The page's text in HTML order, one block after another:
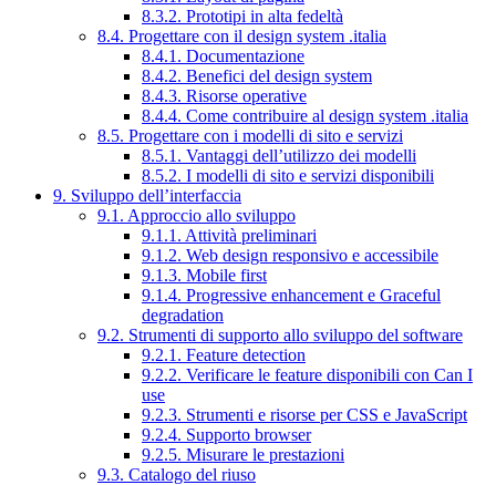
8.3.2. Prototipi in alta fedeltà
8.4. Progettare con il design system .italia
8.4.1. Documentazione
8.4.2. Benefici del design system
8.4.3. Risorse operative
8.4.4. Come contribuire al design system .italia
8.5. Progettare con i modelli di sito e servizi
8.5.1. Vantaggi dell’utilizzo dei modelli
8.5.2. I modelli di sito e servizi disponibili
9. Sviluppo dell’interfaccia
9.1. Approccio allo sviluppo
9.1.1. Attività preliminari
9.1.2. Web design responsivo e accessibile
9.1.3. Mobile first
9.1.4. Progressive enhancement e Graceful
degradation
9.2. Strumenti di supporto allo sviluppo del software
9.2.1. Feature detection
9.2.2. Verificare le feature disponibili con Can I
use
9.2.3. Strumenti e risorse per CSS e JavaScript
9.2.4. Supporto browser
9.2.5. Misurare le prestazioni
9.3. Catalogo del riuso